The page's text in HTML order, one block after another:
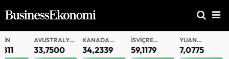
AVUSTRALYA
DOLARI
33,7500
KANADA
DOLARI
34,2339
İSVIÇRE
FRANKI
59,1179
YUAN
OFFSHORE
7,0775
YUAN
7,0812